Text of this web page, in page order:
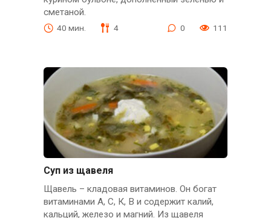
сметаной.
40 мин. 4 0 111
Суп из щавеля
Щавель – кладовая витаминов. Он богат
витаминами А, С, К, В и содержит калий,
кальций, железо и магний. Из щавеля